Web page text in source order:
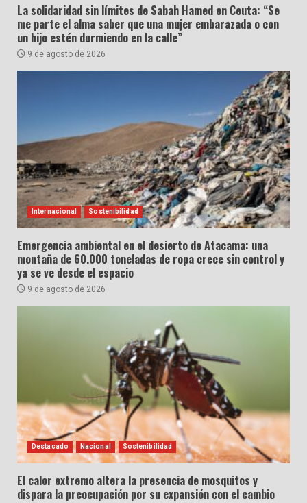
La solidaridad sin límites de Sabah Hamed en Ceuta: “Se
me parte el alma saber que una mujer embarazada o con
un hijo estén durmiendo en la calle”
9 de agosto de 2026
Internacional Sostenibilidad
Emergencia ambiental en el desierto de Atacama: una
montaña de 60.000 toneladas de ropa crece sin control y
ya se ve desde el espacio
9 de agosto de 2026
Destacado Nacional Sostenibilidad
El calor extremo altera la presencia de mosquitos y
dispara la preocupación por su expansión con el cambio